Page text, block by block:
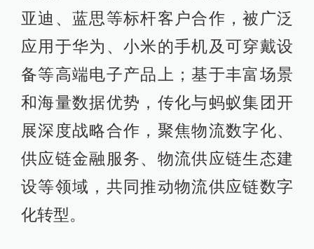
亚迪、蓝思等标杆客户合作，被广泛
应用于华为、小米的手机及可穿戴设
备等高端电子产品上；基于丰富场景
和海量数据优势，传化与蚂蚁集团开
展深度战略合作，聚焦物流数字化、
供应链金融服务、物流供应链生态建
设等领域，共同推动物流供应链数字
化转型。